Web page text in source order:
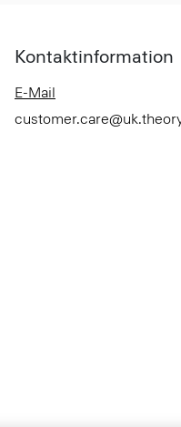
Kontaktinformation
E-Mail